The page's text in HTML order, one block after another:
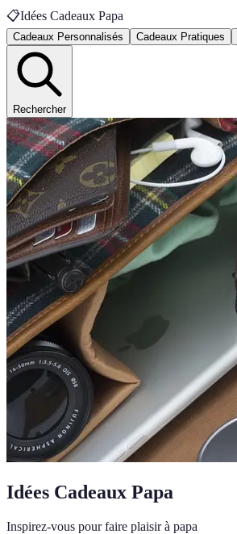
📋Idées Cadeaux Papa
Cadeaux Personnalisés Cadeaux Pratiques
Rechercher
Idées Cadeaux Papa
Inspirez-vous pour faire plaisir à papa